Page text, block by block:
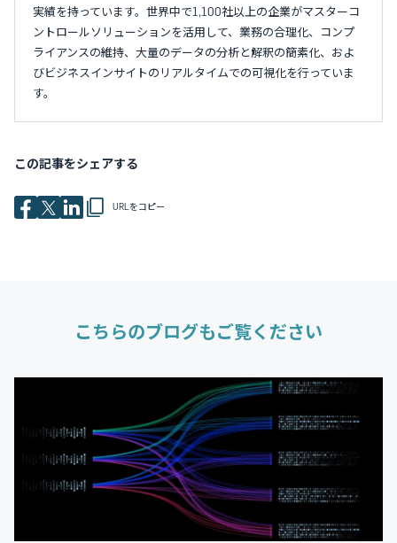
実績を持っています。世界中で1,100社以上の企業がマスターコ
ントロールソリューションを活用して、業務の合理化、コンプ
ライアンスの維持、大量のデータの分析と解釈の簡素化、およ
びビジネスインサイトのリアルタイムでの可視化を行っていま
す。
この記事をシェアする
URLをコピー
こちらのブログもご覧ください